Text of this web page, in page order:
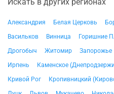
Александрия Белая Церковь
Васильков
Винница Горишние
Дрогобыч
Житомир Запорожье
Ирпень
Каменское
Кривой Рог
Кропивницкий